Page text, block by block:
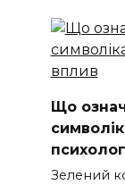
Що
Зелений